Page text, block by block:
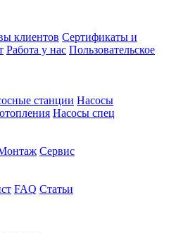
клиентов Сертификаты и
Работа у нас Пользовательское
станции Насосы
Насосы спец
Сервис
FAQ Статьи